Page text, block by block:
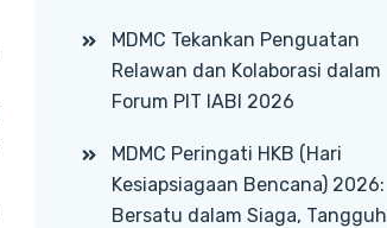
MDMC Tekankan Penguatan
Relawan dan Kolaborasi dalam
Forum PIT IABI 2026
MDMC Peringati HKB (Hari
Kesiapsiagaan Bencana) 2026:
Bersatu dalam Siaga, Tangguh